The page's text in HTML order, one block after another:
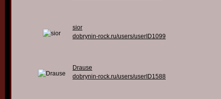
sior
dobrynin-rock.ru/users/userID1099
Drause
dobrynin-rock.ru/users/userID1588